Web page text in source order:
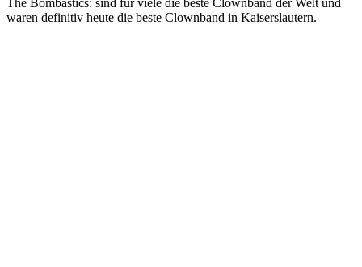
The Bombastics: sind für viele die beste Clownband der Welt und
waren definitiv heute die beste Clownband in Kaiserslautern.